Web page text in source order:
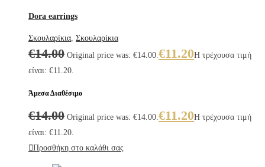
Dora earrings
Σκουλαρίκια, Σκουλαρίκια
€14.00 Original price was: €14.00.€11.20Η τρέχουσα τιμή
είναι: €11.20.
Άμεσα Διαθέσιμο
€14.00 Original price was: €14.00.€11.20Η τρέχουσα τιμή
είναι: €11.20.
Προσθήκη στο καλάθι σας